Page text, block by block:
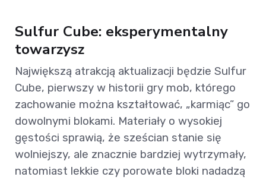
Sulfur Cube: eksperymentalny
towarzysz
Największą atrakcją aktualizacji będzie Sulfur
Cube, pierwszy w historii gry mob, którego
zachowanie można kształtować, „karmiąc” go
dowolnymi blokami. Materiały o wysokiej
gęstości sprawią, że sześcian stanie się
wolniejszy, ale znacznie bardziej wytrzymały,
natomiast lekkie czy porowate bloki nadadzą